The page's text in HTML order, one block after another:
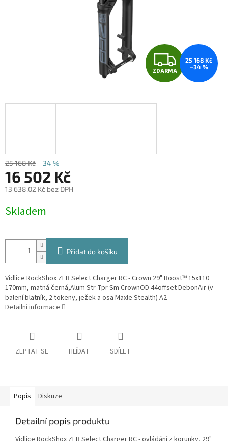
Z
D
ZDARMA
25 168 Kč
–34 %
25 168 Kč –34 %
16 502 Kč
13 638,02 Kč bez DPH
cena:
Skladem
Přidat do košíku
Vidlice RockShox ZEB Select Charger RC - Crown 29" Boost™ 15x110
170mm, matná černá,Alum Str Tpr Sm CrownOD 44offset DebonAir (v
balení blatník, 2 tokeny, ježek a osa Maxle Stealth) A2
Detailní informace
ZEPTAT SE HLÍDAT SDÍLET
Popis Diskuze
Detailní popis produktu